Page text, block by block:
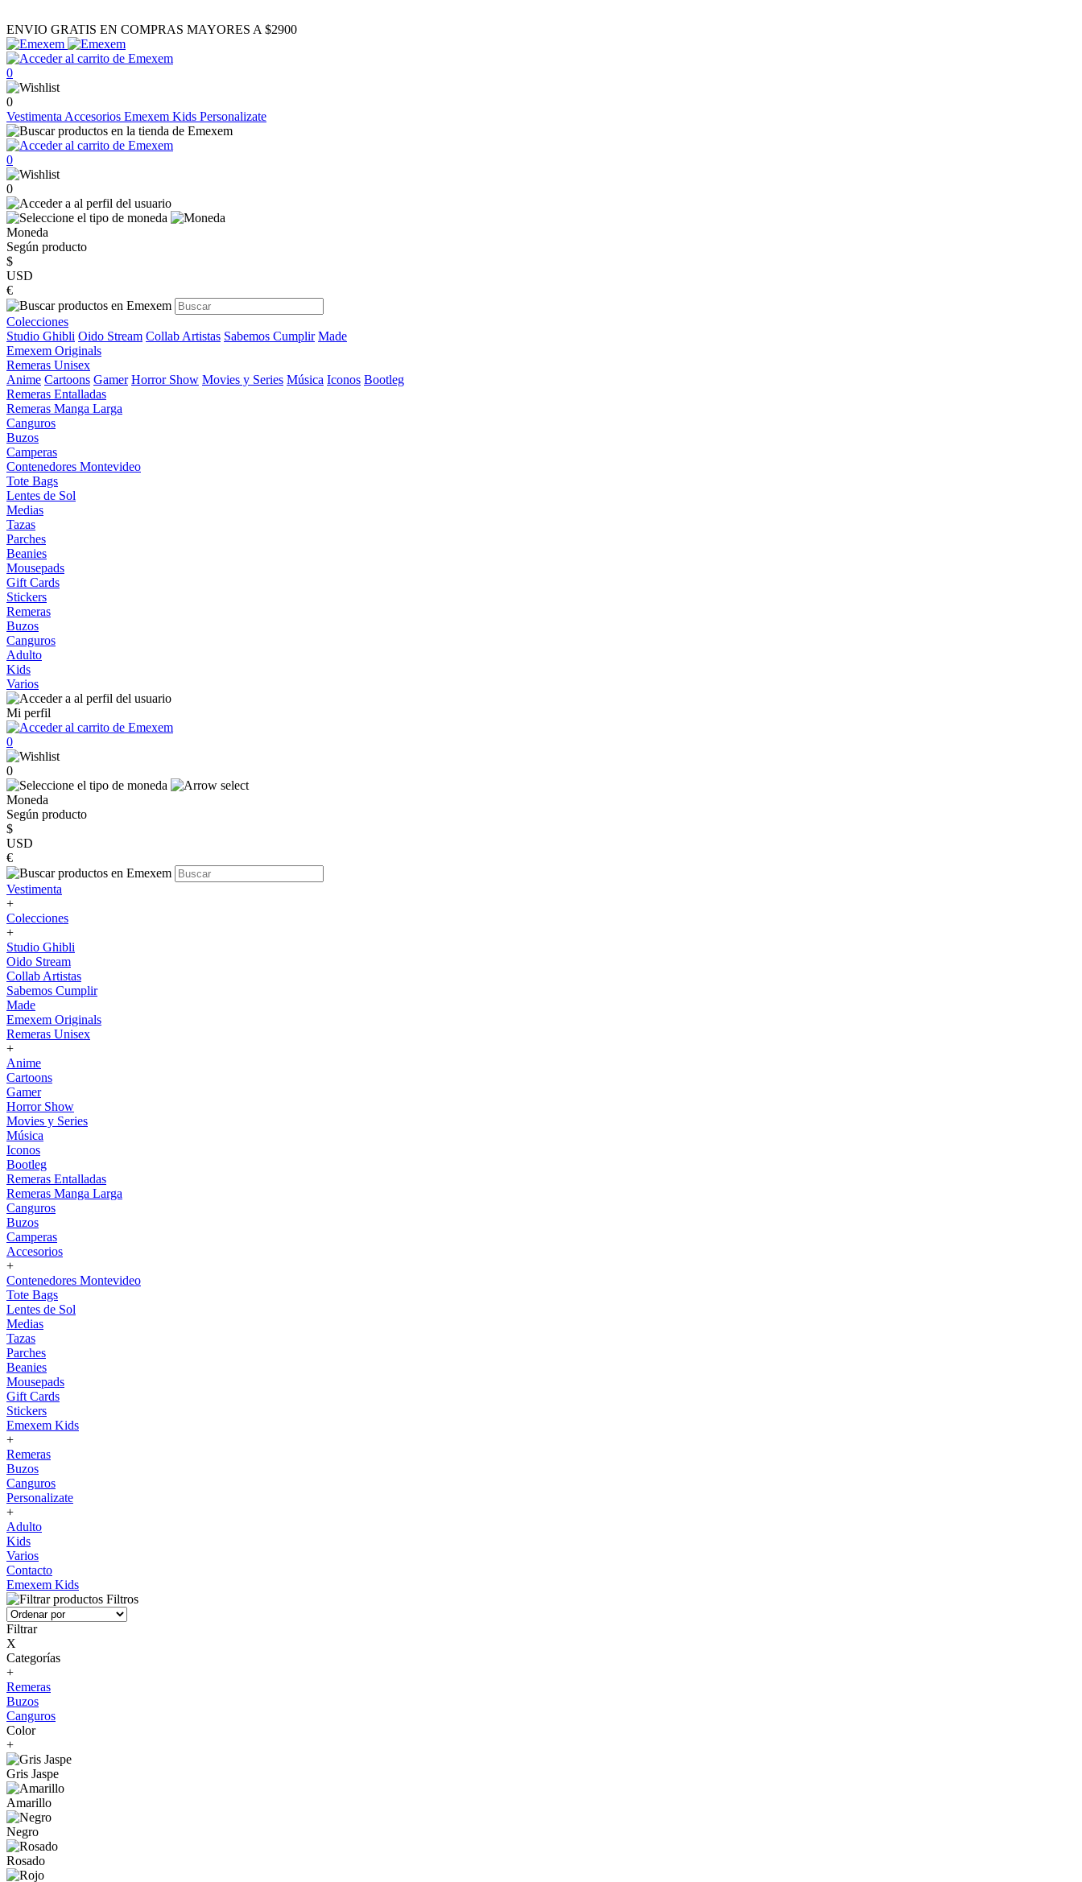
ENVIO GRATIS EN COMPRAS MAYORES A $2900
0
0
Vestimenta Accesorios Emexem Kids Personalizate
0
0
Moneda
Según producto
$
USD
€
Colecciones
Studio Ghibli Oido Stream Collab Artistas Sabemos Cumplir Made
Emexem Originals
Remeras Unisex
Anime Cartoons Gamer Horror Show Movies y Series Música Iconos Bootleg
Remeras Entalladas
Remeras Manga Larga
Canguros
Buzos
Camperas
Contenedores Montevideo
Tote Bags
Lentes de Sol
Medias
Tazas
Parches
Beanies
Mousepads
Gift Cards
Stickers
Remeras
Buzos
Canguros
Adulto
Kids
Varios
Mi perfil
0
0
Moneda
Según producto
$
USD
€
Vestimenta
+
Colecciones
+
Studio Ghibli
Oido Stream
Collab Artistas
Sabemos Cumplir
Made
Emexem Originals
Remeras Unisex
+
Anime
Cartoons
Gamer
Horror Show
Movies y Series
Música
Iconos
Bootleg
Remeras Entalladas
Remeras Manga Larga
Canguros
Buzos
Camperas
Accesorios
+
Contenedores Montevideo
Tote Bags
Lentes de Sol
Medias
Tazas
Parches
Beanies
Mousepads
Gift Cards
Stickers
Emexem Kids
+
Remeras
Buzos
Canguros
Personalizate
+
Adulto
Kids
Varios
Contacto
Emexem Kids
Filtros
Filtrar
X
Categorías
+
Remeras
Buzos
Canguros
Color
+
Gris Jaspe
Amarillo
Negro
Rosado